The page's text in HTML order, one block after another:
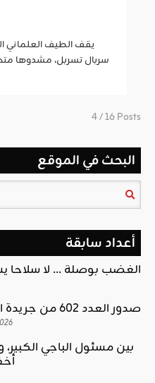
يقف الطيف العلماني
سربال تسربل، مشدوها
4 / 16 Posts
البحث في الموقع
أعداد سابقة
الغضب بوصلة … لا سلاحا
صدور العدد 602 من جريدة التحرير
بين مسئول الباجي الكبير،